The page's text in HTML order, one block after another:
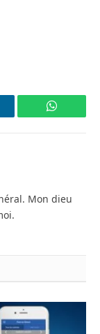
Mon dieu